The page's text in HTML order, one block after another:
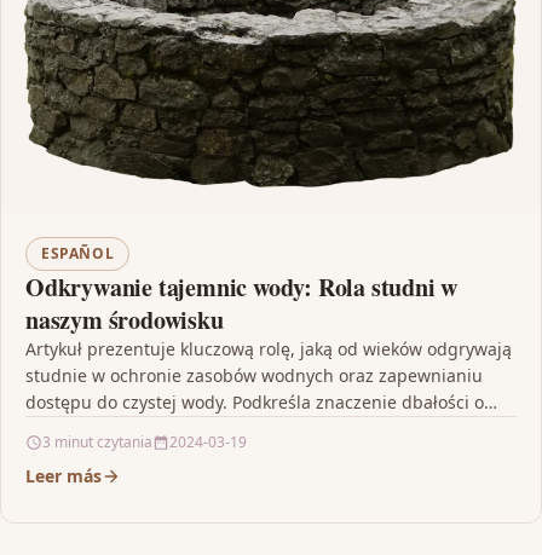
ESPAÑOL
Odkrywanie tajemnic wody: Rola studni w
naszym środowisku
Artykuł prezentuje kluczową rolę, jaką od wieków odgrywają
studnie w ochronie zasobów wodnych oraz zapewnianiu
dostępu do czystej wody. Podkreśla znaczenie dbałości o
3 minut czytania 2024-03-19
Leer más